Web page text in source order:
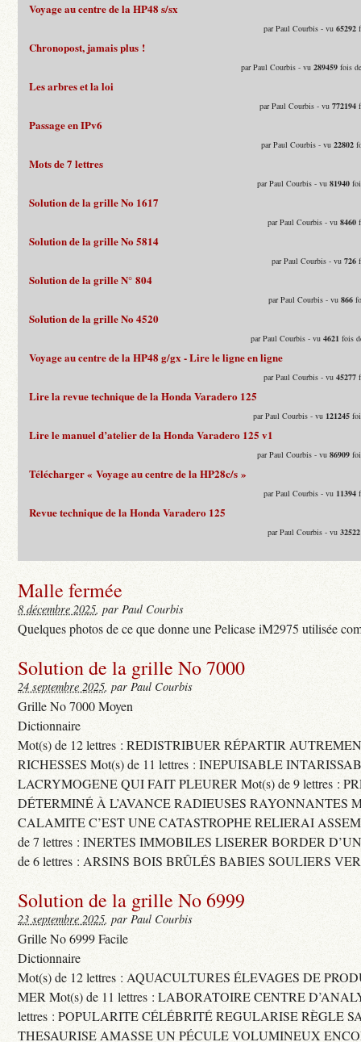
Voyage au centre de la HP48 s/sx
par Paul Courbis - vu65292
Chronopost, jamais plus !
par Paul Courbis - vu289459 fois
Les arbres et la loi
par Paul Courbis - vu772194
Passage en IPv6
par Paul Courbis - vu22802
Mots de 7 lettres
par Paul Courbis - vu81940
Solution de la grille No 1617
par Paul Courbis - vu8460
Solution de la grille No 5814
par Paul Courbis - vu726
Solution de la grille N° 804
par Paul Courbis - vu866
Solution de la grille No 4520
par Paul Courbis - vu4621 fois
Voyage au centre de la HP48 g/gx - Lire le ligne en ligne
par Paul Courbis - vu45277
Lire la revue technique de la Honda Varadero 125
par Paul Courbis - vu 121245
Lire le manuel d’atelier de la Honda Varadero 125 v1
par Paul Courbis - vu86909
Télécharger « Voyage au centre de la HP28c/s »
par Paul Courbis - vu 11394
Revue technique de la Honda Varadero 125
par Paul Courbis - vu32522
Malle fermée
8 décembre 2025, par Paul Courbis
Quelques photos de ce que donne une Pelicase iM2975 utilisée
Solution de la grille No 7000
24 septembre 2025, par Paul Courbis
Grille No 7000 Moyen
Dictionnaire
Mot(s) de 12 lettres : REDISTRIBUER RÉPARTIR
RICHESSES Mot(s) de 11 lettres : INEPUISABLE
LACRYMOGENE QUI FAIT PLEURER Mot(s) de 9 lettres :
DÉTERMINÉ À L’AVANCE RADIEUSES RAYONNANTES
CALAMITE C’EST UNE CATASTROPHE RELIERAI
de 7 lettres : INERTES IMMOBILES LISERER BORDER
de 6 lettres : ARSINS BOIS BRÛLÉS BABIES SOULIERS
Solution de la grille No 6999
23 septembre 2025, par Paul Courbis
Grille No 6999 Facile
Dictionnaire
Mot(s) de 12 lettres : AQUACULTURES ÉLEVAGES DE
MER Mot(s) de 11 lettres : LABORATOIRE CENTRE
lettres : POPULARITE CÉLÉBRITÉ REGULARISE RÈGLE
THESAURISE AMASSE UN PÉCULE VOLUMINEUX